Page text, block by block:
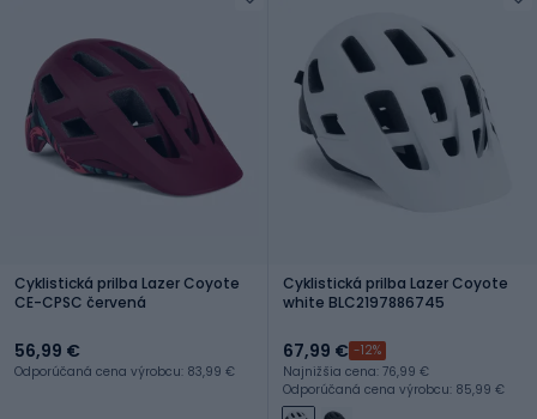
Cyklistická prilba Lazer Coyote
CE-CPSC červená
56,99 €
Odporúčaná cena výrobcu: 83,99 €
Cyklistická prilba Lazer Coyote
white BLC2197886745
67,99 € -12%
Najnižšia cena: 76,99 €
Odporúčaná cena výrobcu: 85,99 €